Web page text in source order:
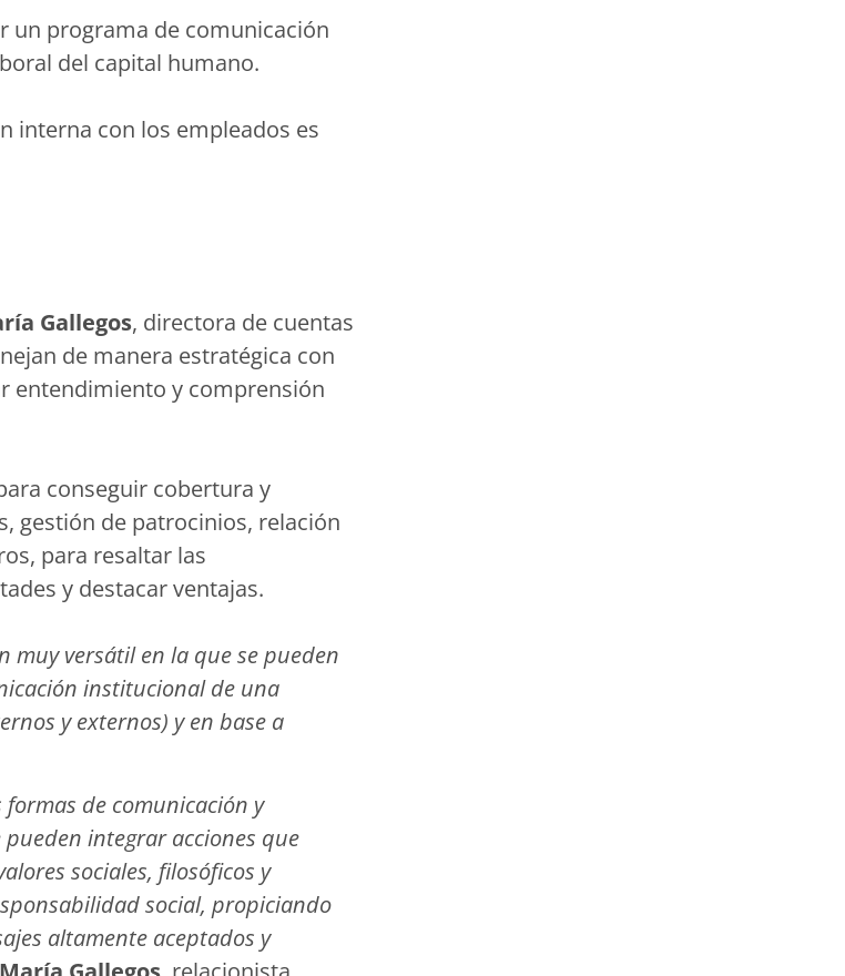
un programa de comunicación
del capital humano.
interna con los empleados es
Gallegos, directora de cuentas
de manera estratégica con
entendimiento y comprensión
conseguir cobertura y
gestión de patrocinios, relación
para resaltar las
y destacar ventajas.
muy versátil en la que se pueden
institucional de una
y externos) y en base a
de comunicación y
pueden integrar acciones que
sociales, filosóficos y
social, propiciando
altamente aceptados y